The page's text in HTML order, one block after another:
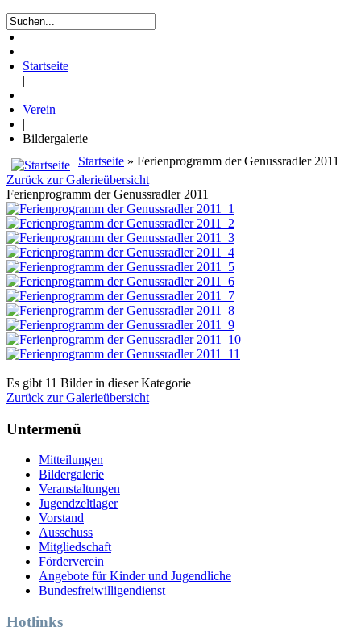
Startseite
|
Verein
|
Bildergalerie
Startseite » Ferienprogramm der Genussradler 2011
Zurück zur Galerieübersicht
Ferienprogramm der Genussradler 2011
Es gibt 11 Bilder in dieser Kategorie
Zurück zur Galerieübersicht
Untermenü
Mitteilungen
Bildergalerie
Veranstaltungen
Jugendzeltlager
Vorstand
Ausschuss
Mitgliedschaft
Förderverein
Angebote für Kinder und Jugendliche
Bundesfreiwilligendienst
Hotlinks